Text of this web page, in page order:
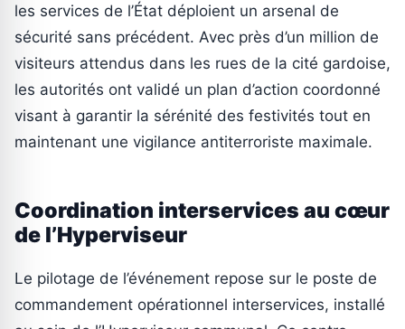
les services de l’État déploient un arsenal de
sécurité sans précédent. Avec près d’un million de
visiteurs attendus dans les rues de la cité gardoise,
les autorités ont validé un plan d’action coordonné
visant à garantir la sérénité des festivités tout en
maintenant une vigilance antiterroriste maximale.
Coordination interservices au cœur
de l’Hyperviseur
Le pilotage de l’événement repose sur le poste de
commandement opérationnel interservices, installé